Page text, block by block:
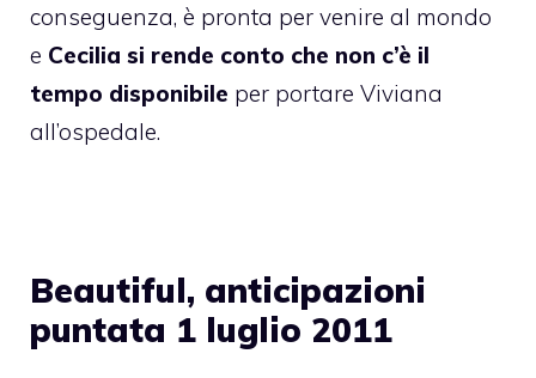
conseguenza, è pronta per venire al mondo
e Cecilia si rende conto che non c’è il
tempo disponibile per portare Viviana
all’ospedale.
Beautiful, anticipazioni
puntata 1 luglio 2011